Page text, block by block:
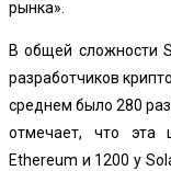
рынка».
В общей сложности
разработчиков
среднем было 280
отмечает, что эта
Ethereum и 1200 у